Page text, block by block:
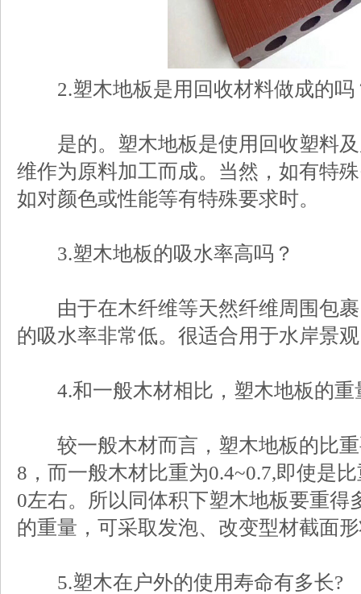
2.塑木地板是用回收材料做成的吗
是的。塑木地板是使用回收塑料及
维作为原料加工而成。当然，如有特
如对颜色或性能等有特殊要求时。
3.塑木地板的吸水率高吗？
由于在木纤维等天然纤维周围包裹
的吸水率非常低。很适合用于水岸景
4.和一般木材相比，塑木地板的重
较一般木材而言，塑木地板的比重
8，而一般木材比重为0.4~0.7,即使是
0左右。所以同体积下塑木地板要重得
的重量，可采取发泡、改变型材截面
5.塑木在户外的使用寿命有多长?